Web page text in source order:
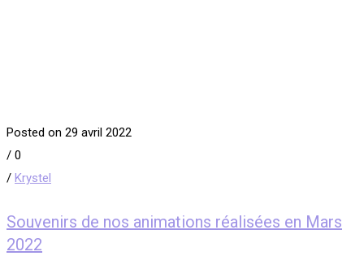
Posted on 29 avril 2022
/ 0
/ Krystel
Souvenirs de nos animations réalisées en Mars
2022